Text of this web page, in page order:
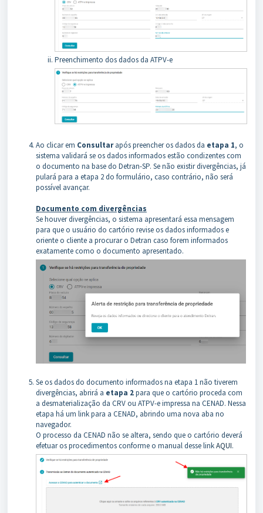
Preenchimento dos dados da ATPV-e
Ao clicar em Consultarapós preencher os dados da etapa 1, o
sistema validará se os dados informados estão condizentes com
o documento na base do Detran-SP. Se não existir divergências, já
pulará para a etapa 2 do formulário, caso contrário, não será
possível avançar.
Documento com divergências
Se houver divergências, o sistema apresentará essa mensagem
para que o usuário do cartório revise os dados informados e
oriente o cliente a procurar o Detran caso forem informados
exatamente como o documento apresentado.
Se os dados do documento informados na etapa 1 não tiverem
divergências, abrirá a etapa 2para que o cartório proceda com
a desmaterialização da CRV ou ATPV-e impressa na CENAD. Nessa
etapa há um link para a CENAD, abrindo uma nova aba no
navegador.
O processo da CENAD não se altera, sendo que o cartório deverá
efetuar os procedimentos conforme o manual desse linkAQUI.